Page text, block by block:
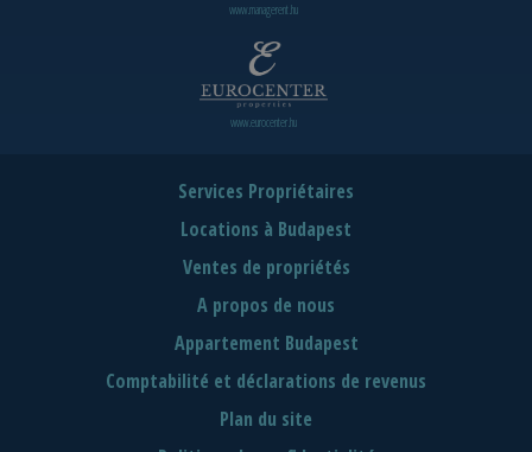
www.managerent.hu
www.eurocenter.hu
Services Propriétaires
Locations à Budapest
Ventes de propriétés
A propos de nous
Appartement Budapest
Comptabilité et déclarations de revenus
Plan du site